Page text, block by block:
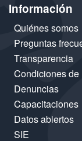
Información
Quiénes somos
Preguntas
Transparencia
Condiciones de
Denuncias
Capacitaciones
Datos abiertos
SIE